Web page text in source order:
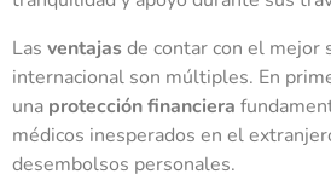
Las ventajasde contar con el mejor
internacional son múltiples. En
una protección financiera
médicos inesperados en el
desembolsos personales.